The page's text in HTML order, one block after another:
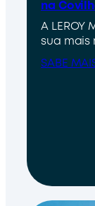
na
A LEROY
sua mais
SABE